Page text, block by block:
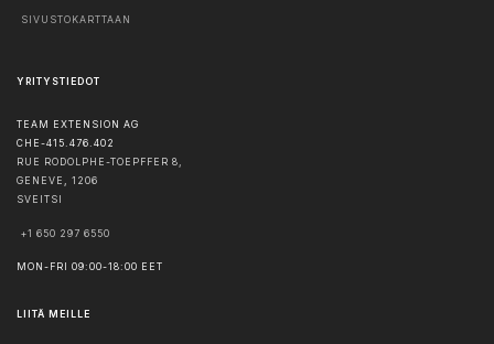
SIVUSTOKARTTAAN
YRITYSTIEDOT
TEAM EXTENSION AG
CHE-415.476.402
RUE RODOLPHE-TOEPFFER 8,
GENEVE , 1206
SVEITSI
+1 650 297 6550
MON-FRI 09:00-18:00 EET
LIITÄ MEILLE